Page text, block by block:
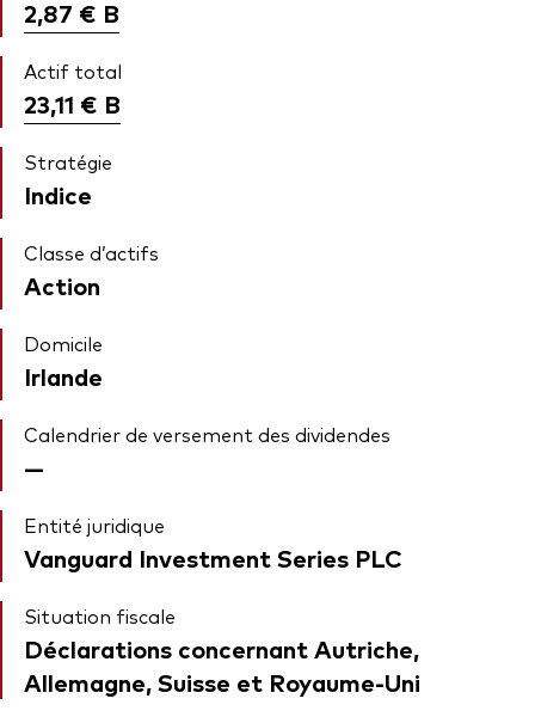
2,87 € B
Actif total
23,11 € B
Stratégie
Indice
Classe d’actifs
Action
Domicile
Irlande
Calendrier de versement des dividendes
—
Entité juridique
Vanguard Investment Series PLC
Situation fiscale
Déclarations concernant Autriche,
Allemagne, Suisse et Royaume-Uni